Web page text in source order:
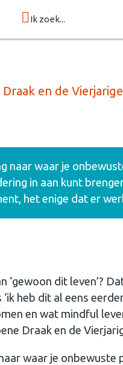
Ik zoek...
en de
naar waar je
in aan kunt
het enige dat er
dit leven’?
heb dit al eens
en wat mindful
Draak en de
waar je onbewuste